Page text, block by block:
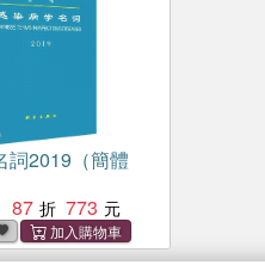
詞2019（簡體
87 773